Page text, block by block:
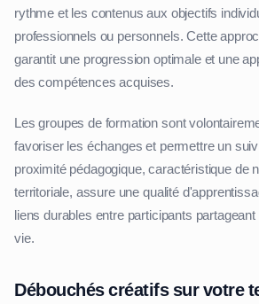
rythme et les contenus aux objectifs
professionnels ou personnels. Cette
garantit une progression optimale et une
des compétences acquises.
Les groupes de formation sont
favoriser les échanges et permettre un
proximité pédagogique, caractéristique de
territoriale, assure une qualité
liens durables entre participants
vie.
Débouchés créatifs sur votre